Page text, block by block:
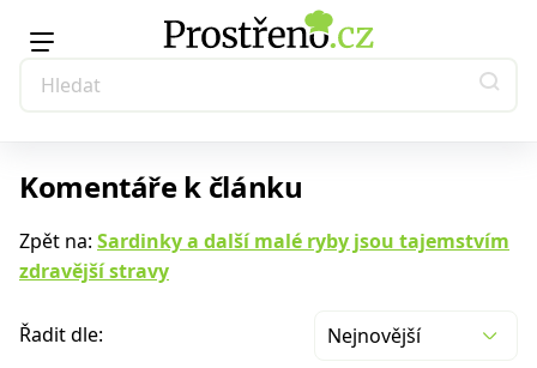
Komentáře k článku
Zpět na: Sardinky a další malé ryby jsou tajemstvím
zdravější stravy
Řadit dle: Nejnovější